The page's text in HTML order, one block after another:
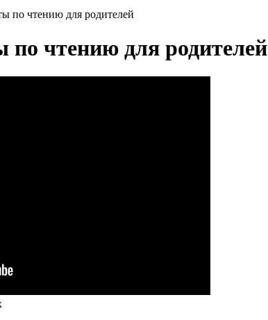
по чтению для родителей
по чтению для родителей